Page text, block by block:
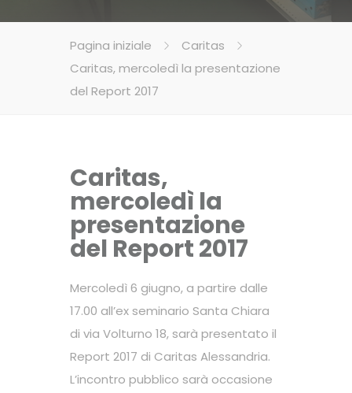
Pagina iniziale
Caritas
Caritas, mercoledì la presentazione
del Report 2017
Caritas,
mercoledì la
presentazione
del Report 2017
Mercoledì 6 giugno, a partire dalle
17.00 all’ex seminario Santa Chiara
di via Volturno 18, sarà presentato il
Report 2017 di Caritas Alessandria.
L’incontro pubblico sarà occasione